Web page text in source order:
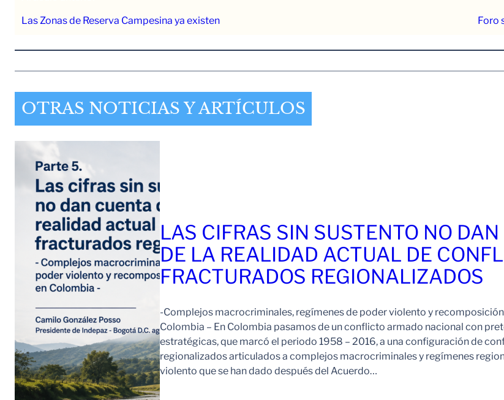
Las Zonas de Reserva Campesina ya existen Foro
OTRAS NOTICIAS Y ARTÍCULOS
LAS CIFRAS SIN SUSTENTO NO
DE LA REALIDAD ACTUAL DE
FRACTURADOS REGIONALIZADOS
-Complejos macrocriminales, regímenes de poder violento y
Colombia – En Colombia pasamos de un conflicto armado nacional con
estratégicas, que marcó el periodo 1958 – 2016, a una configuración de
regionalizados articulados a complejos macrocriminales y regímenes
violento que se han dado después del Acuerdo…